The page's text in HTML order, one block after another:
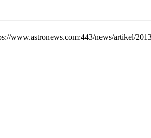
www.astronews.com:443/news/artikel/